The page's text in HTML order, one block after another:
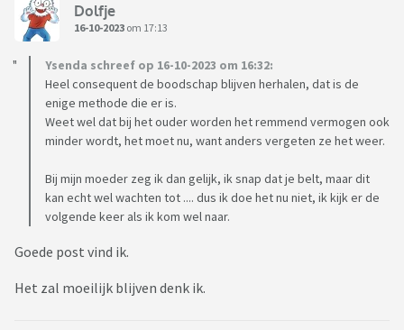
Dolfje
16-10-2023 om 17:13
Ysenda schreef op 16-10-2023 om 16:32:
Heel consequent de boodschap blijven herhalen, dat is de
enige methode die er is.
Weet wel dat bij het ouder worden het remmend vermogen ook
minder wordt, het moet nu, want anders vergeten ze het weer.
Bij mijn moeder zeg ik dan gelijk, ik snap dat je belt, maar dit
kan echt wel wachten tot .... dus ik doe het nu niet, ik kijk er de
volgende keer als ik kom wel naar.
Goede post vind ik.
Het zal moeilijk blijven denk ik.